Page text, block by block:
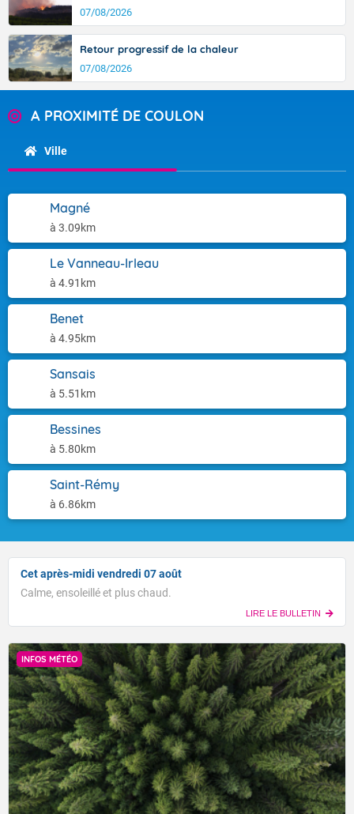
07/08/2026
Retour progressif de la chaleur
07/08/2026
A PROXIMITÉ DE COULON
Ville
Magné
à 3.09km
Le Vanneau-Irleau
à 4.91km
Benet
à 4.95km
Sansais
à 5.51km
Bessines
à 5.80km
Saint-Rémy
à 6.86km
Cet après-midi vendredi 07 août
Calme, ensoleillé et plus chaud.
LIRE LE BULLETIN
INFOS MÉTÉO